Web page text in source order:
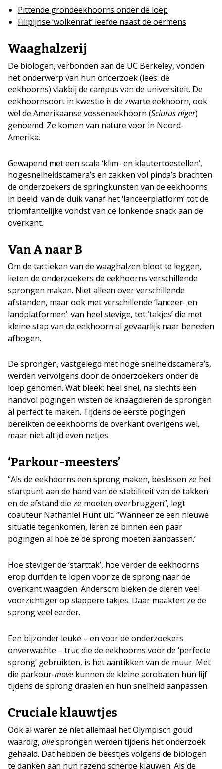
Pittende grondeekhoorns onder de loep
Filipijnse ‘wolkenrat’ leefde naast de oermens
Waaghalzerij
De biologen, verbonden aan de UC Berkeley, vonden
het onderwerp van hun onderzoek (lees: de
eekhoorns) vlakbij de campus van de universiteit. De
eekhoornsoort in kwestie is de zwarte eekhoorn, ook
wel de Amerikaanse vosseneekhoorn (Sciurus niger)
genoemd. Ze komen van nature voor in Noord-
Amerika.
Gewapend met een scala ‘klim- en klautertoestellen’,
hogesnelheidscamera’s en zakken vol pinda’s brachten
de onderzoekers de springkunsten van de eekhoorns
in beeld: van de duik vanaf het ‘lanceerplatform’ tot de
triomfantelijke vondst van de lonkende snack aan de
overkant.
Van A naar B
Om de tactieken van de waaghalzen bloot te leggen,
lieten de onderzoekers de eekhoorns verschillende
sprongen maken. Niet alleen over verschillende
afstanden, maar ook met verschillende ‘lanceer- en
landplatformen’: van heel stevige, tot ’takjes’ die met
kleine stap van de eekhoorn al gevaarlijk naar beneden
afbogen.
De sprongen, vastgelegd met hoge snelheidscamera’s,
werden vervolgens door de onderzoekers onder de
loep genomen. Wat bleek: heel snel, na slechts een
handvol pogingen wisten de knaagdieren de sprongen
al perfect te maken. Tijdens de eerste pogingen
bereikten de eekhoorns de overkant overigens wel,
maar niet altijd even netjes.
‘Parkour-meesters’
“Als de eekhoorns een sprong maken, beslissen ze het
startpunt aan de hand van de stabiliteit van de takken
en de afstand die ze moeten overbruggen”, legt
coauteur Nathaniel Hunt uit. “Wanneer ze een nieuwe
situatie tegenkomen, leren ze binnen een paar
pogingen al hoe ze de sprong moeten aanpassen.’
Hoe steviger de ‘starttak’, hoe verder de eekhoorns
erop durfden te lopen voor ze de sprong naar de
overkant waagden. Andersom bleken de dieren veel
voorzichtiger op slappere takjes. Daar maakten ze de
sprong veel eerder.
Een bijzonder leuke – en voor de onderzoekers
onverwachte – truc die de eekhoorns voor de ‘perfecte
sprong’ gebruikten, is het aantikken van de muur. Met
die parkour-move kunnen de kleine acrobaten hun lijf
tijdens de sprong draaien en hun snelheid aanpassen.
Cruciale klauwtjes
Ook al waren ze niet allemaal het Olympisch goud
waardig, allesprongen werden tijdens het onderzoek
gehaald. Dat hebben de beestjes volgens de biologen
te danken aan hun razend scherpe klauwen. Als de